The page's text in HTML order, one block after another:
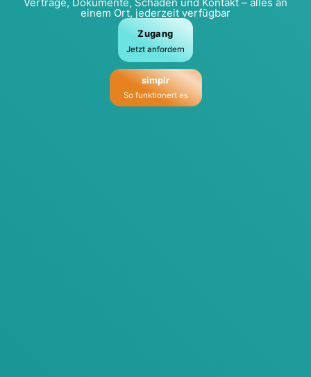
einem Ort, jeder­zeit ver­füg­bar
Zugang
Jetzt anfor­dern
sim­plr
So funk­tio­nert es